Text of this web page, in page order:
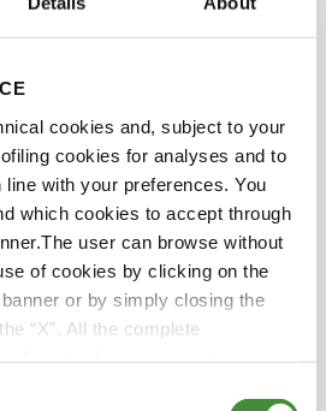
cookies and, subject to your
cookies for analyses and to
with your preferences. You
which cookies to accept through
user can browse without
of cookies by clicking on the
or by simply closing the
“X”. All the complete
hikayesidir.
gerçekleştirmeyi
eğitim, yoğun çaba ve
sevildiğini ve asla yalnız
huzur ve cesaret buluyor.
bir ders veriyor:
sandığınızdan daha